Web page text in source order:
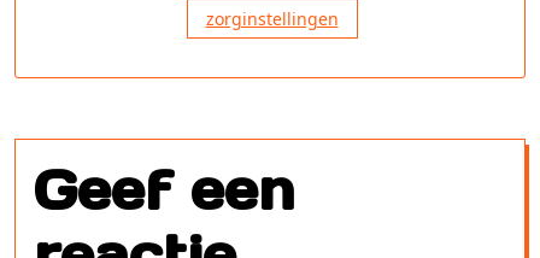
zorginstellingen
Geef een